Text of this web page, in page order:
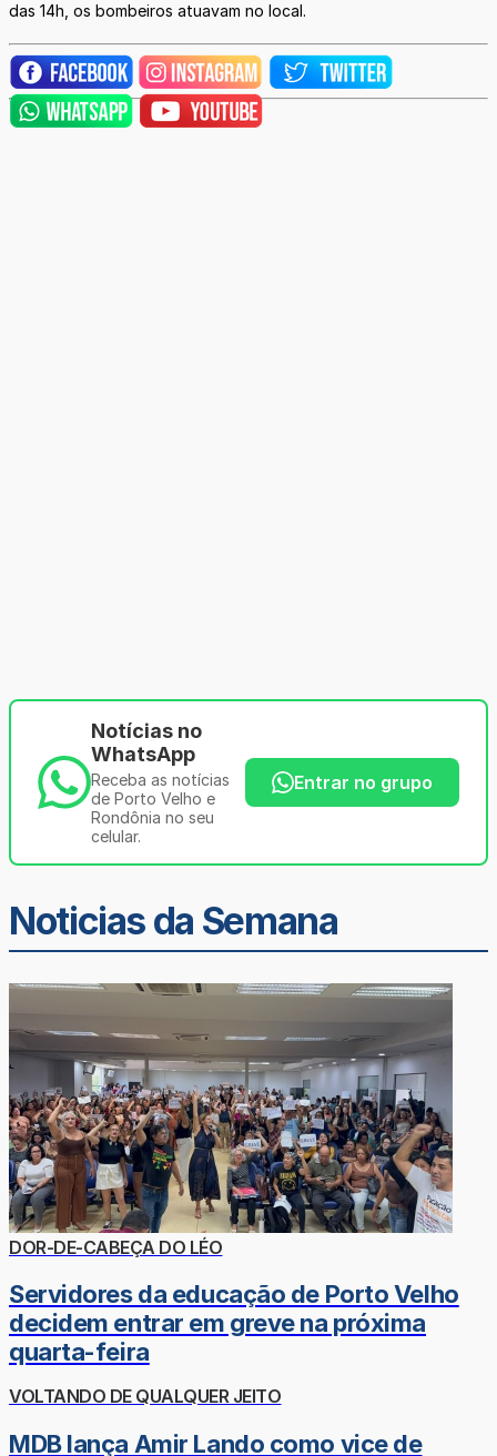
das 14h, os bombeiros atuavam no local.
Notícias no
WhatsApp
Receba as notícias
de Porto Velho e
Rondônia no seu
celular.
Entrar no grupo
Noticias da Semana
DOR-DE-CABEÇA DO LÉO
Servidores da educação de Porto Velho
decidem entrar em greve na próxima
quarta-feira
VOLTANDO DE QUALQUER JEITO
MDB lança Amir Lando como vice de